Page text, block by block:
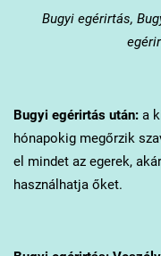
Bugyi egérirtás,
Bugyi egérirtás után:a
hónapokig megőrzik
el mindet az egerek,
használhatja őket.